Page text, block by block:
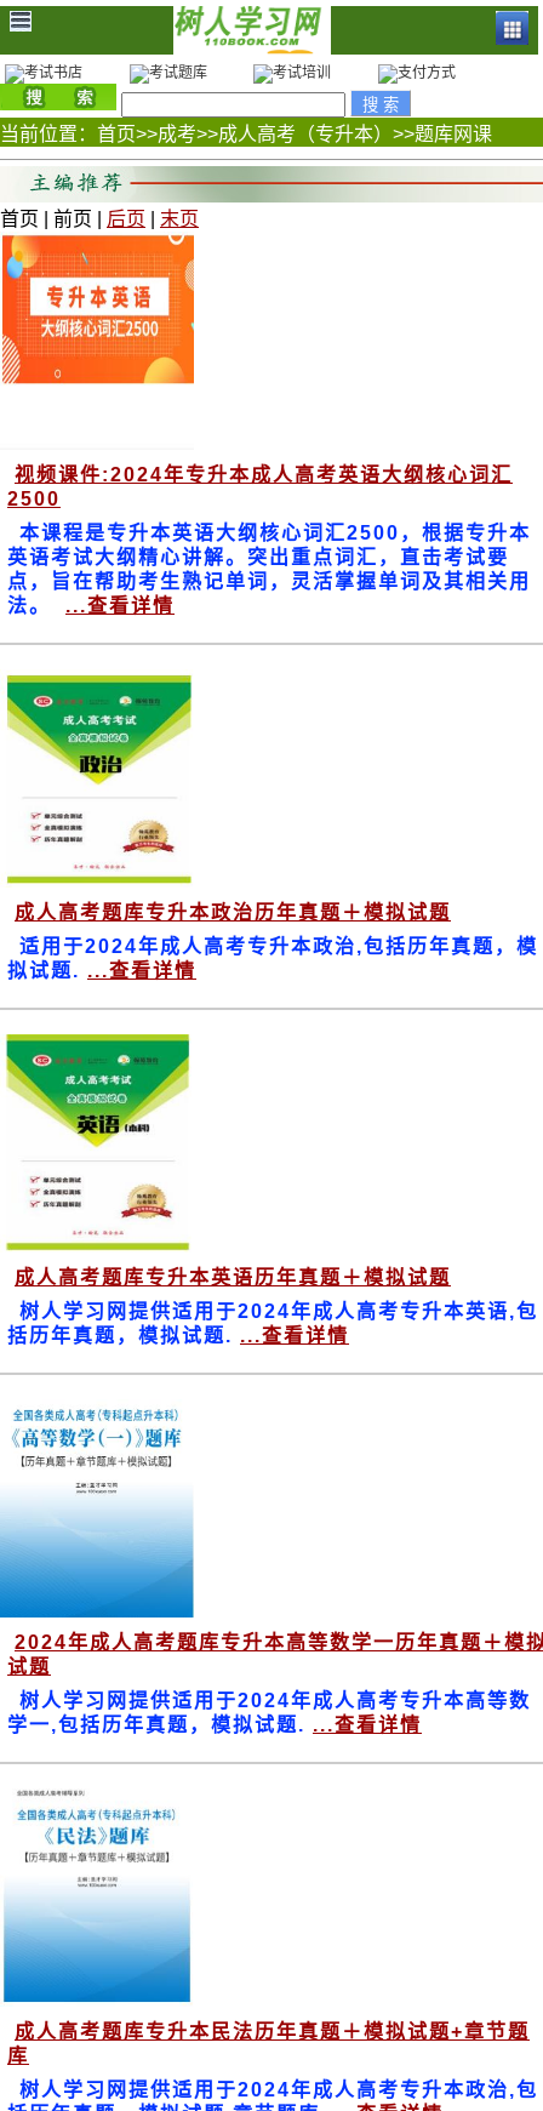
当前位置： 首页>>成考>>成人高考（专升本） >>题库网课
首页 | 前页 | 后页 末页
视频课件:2024年专升本成人高考英语大纲核心词汇
2500
本课程是专升本英语大纲核心词汇2500，根据专升本
英语考试大纲精心讲解。突出重点词汇，直击考试要
点，旨在帮助考生熟记单词，灵活掌握单词及其相关用
法。
...查看详情
成人高考题库专升本政治历年真题＋模拟试题
适用于2024年成人高考专升本政治,包括历年真题，模
拟试题. ...查看详情
成人高考题库专升本英语历年真题＋模拟试题
树人学习网提供适用于2024年成人高考专升本英语,包
括历年真题，模拟试题. ...查看详情
2024年成人高考题库专升本高等数学一历年真题＋模
试题
树人学习网提供适用于2024年成人高考专升本高等数
学一,包括历年真题，模拟试题. ...查看详情
成人高考题库专升本民法历年真题＋模拟试题+章节题
库
树人学习网提供适用于2024年成人高考专升本政治,包